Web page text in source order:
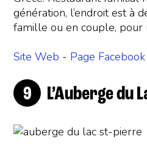
génération, l’endroit est à
famille ou en couple, pour
Site Web - Page Facebook
L’Auberge du